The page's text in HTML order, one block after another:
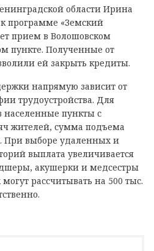
области Ирина
программе «Земский
прием в Волошовском
пункте. Полученные от
ей закрыть кредиты.
напрямую зависит от
трудоустройства. Для
пункты с
жителей, сумма подъема
При выборе удаленных и
выплата увеличивается
акушерки и медсестры
рассчитывать на 500 тыс.